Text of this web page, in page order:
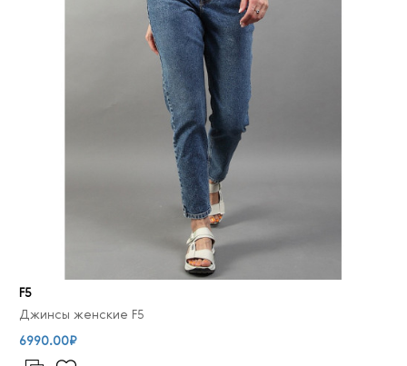
F5
Джинсы женские F5
6990.00₽